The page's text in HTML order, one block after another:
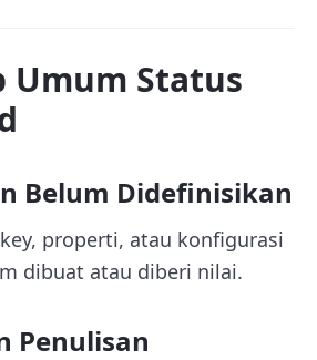
Umum Status
Belum Didefinisikan
properti, atau konfigurasi
dibuat atau diberi nilai.
Penulisan